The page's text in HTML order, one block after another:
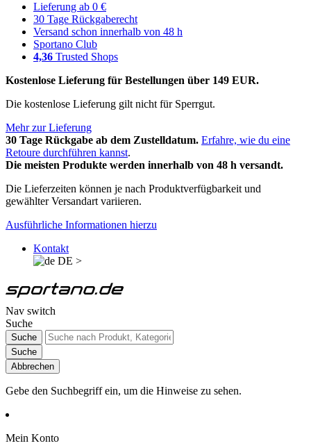
Lieferung ab 0 €
30 Tage Rückgaberecht
Versand schon innerhalb von 48 h
Sportano Club
4,36 Trusted Shops
Kostenlose Lieferung für Bestellungen über 149 EUR.
Die kostenlose Lieferung gilt nicht für Sperrgut.
Mehr zur Lieferung
30 Tage Rückgabe ab dem Zustelldatum. Erfahre, wie du eine
Retoure durchführen kannst.
Die meisten Produkte werden innerhalb von 48 h versandt.
Die Lieferzeiten können je nach Produktverfügbarkeit und
gewählter Versandart variieren.
Ausführliche Informationen hierzu
Kontakt
DE >
Nav switch
Suche
Suche
Suche
Abbrechen
Gebe den Suchbegriff ein, um die Hinweise zu sehen.
Mein Konto